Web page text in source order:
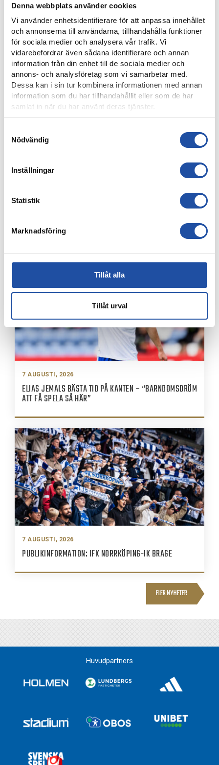
Denna webbplats använder cookies
Vi använder enhetsidentifierare för att anpassa innehållet
och annonserna till användarna, tillhandahålla funktioner
för sociala medier och analysera vår trafik. Vi
vidarebefordrar även sådana identifierare och annan
information från din enhet till de sociala medier och
annons- och analysföretag som vi samarbetar med.
Dessa kan i sin tur kombinera informationen med annan
information som du har tillhandahållit eller som de har
samlat in när du har använt deras tjänster.
Nödvändig
Inställningar
Statistik
Marknadsföring
Tillåt alla
Tillåt urval
8 AUGUSTI, 2026
NOELS STORA SHOW I 3-0-SEGERN – “OTROLIG KÄNSLA
MED VÅRA FANS”
IFK-TRUPPEN MOT IK BRAGE
7 AUGUSTI, 2026
ELIAS JEMALS BÄSTA TID PÅ KANTEN – “BARNDOMSDRÖM
ATT FÅ SPELA SÅ HÄR”
7 AUGUSTI, 2026
PUBLIKINFORMATION: IFK NORRKÖPING-IK BRAGE
FLER NYHETER
Huvudpartners